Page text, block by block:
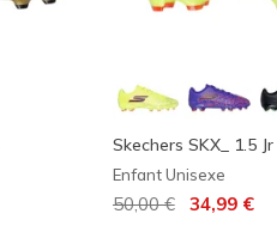
Skechers SKX_ 1.5 Jr
Enfant Unisexe
Prix réduit de
50,00 €à 34,99 €